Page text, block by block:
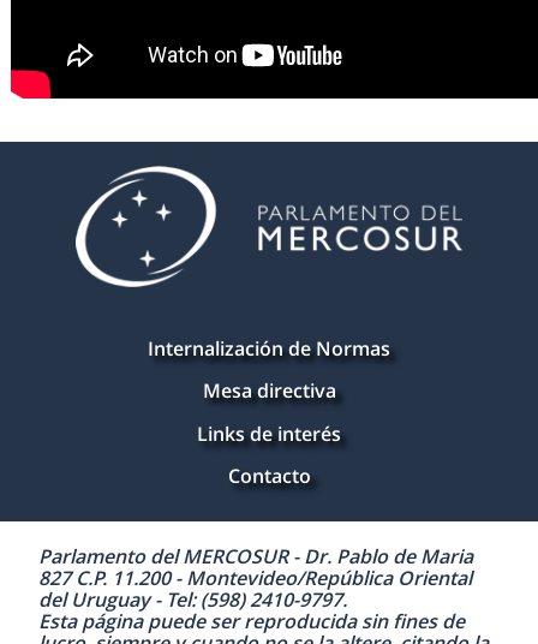
Internalización de Normas
Mesa directiva
Links de interés
Contacto
Parlamento del MERCOSUR - Dr. Pablo de Maria
827 C.P. 11.200 - Montevideo/República Oriental
del Uruguay - Tel: (598) 2410-9797.
Esta página puede ser reproducida sin fines de